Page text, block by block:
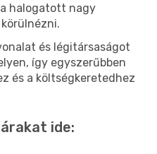
halogatott nagy
és légitársaságot
így egyszerűbben
és a költségkeretedhez
ide: